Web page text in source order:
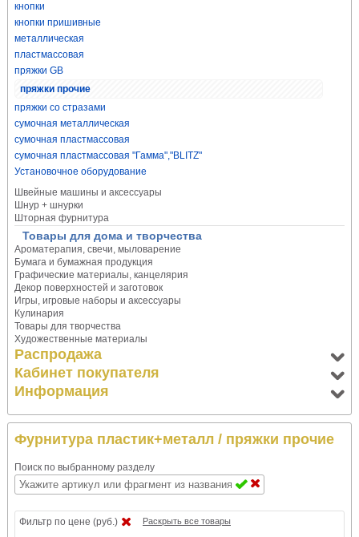
кнопки
кнопки пришивные
металлическая
пластмассовая
пряжки GB
пряжки прочие
пряжки со стразами
сумочная металлическая
сумочная пластмассовая
сумочная пластмассовая "Гамма","BLITZ"
Установочное оборудование
Швейные машины и аксессуары
Шнур + шнурки
Шторная фурнитура
Товары для дома и творчества
Ароматерапия, свечи, мыловарение
Бумага и бумажная продукция
Графические материалы, канцелярия
Декор поверхностей и заготовок
Игры, игровые наборы и аксессуары
Кулинария
Товары для творчества
Художественные материалы
Распродажа
Кабинет покупателя
Информация
Фурнитура пластик+металл / пряжки прочие
Поиск по выбранному разделу
Фильтр по цене (руб.) Раскрыть все товары